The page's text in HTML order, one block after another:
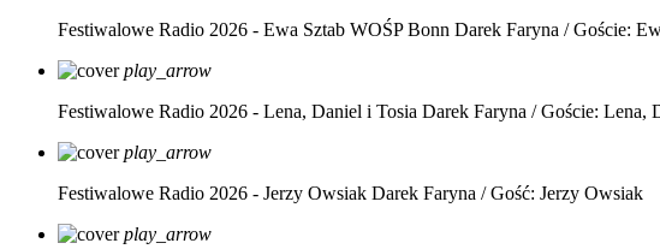
Festiwalowe Radio 2026 - Ewa Sztab WOŚP Bonn Darek Faryna / Goście:
play_arrow
Festiwalowe Radio 2026 - Lena, Daniel i Tosia Darek Faryna / Goście: Lena,
play_arrow
Festiwalowe Radio 2026 - Jerzy Owsiak Darek Faryna / Gość: Jerzy Owsiak
play_arrow